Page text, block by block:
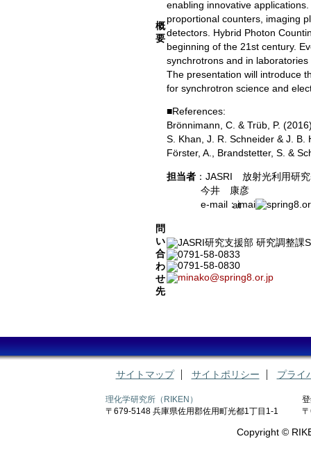
概
要
enabling innovative
proportional counters, imaging
detectors. Hybrid Photon
beginning of the 21st century.
synchrotrons and in
The presentation will introduce
for synchrotron science and
■References:
Brönnimann, C. & Trüb, P.
S. Khan, J. R. Schneider & J.
Förster, A., Brandstetter, S. &
担当者 ：JASRI 放射光利用研
今井 康彦
e-mail：imai
問
い
合
わ
せ
先
JASRI研究支援部 研究調整
0791-58-0833
0791-58-0830
minako@spring8.or.jp
サイトマップ サイトポリシー プライ
理化学研究所（RIKEN）
〒679-5148 兵庫県佐用郡佐用町光都1丁目1-1
Copyright ©